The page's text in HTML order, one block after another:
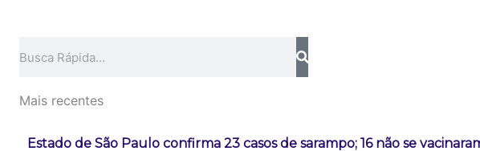
Mais recentes
Estado de São Paulo confirma 23 casos de sarampo; 16 não se